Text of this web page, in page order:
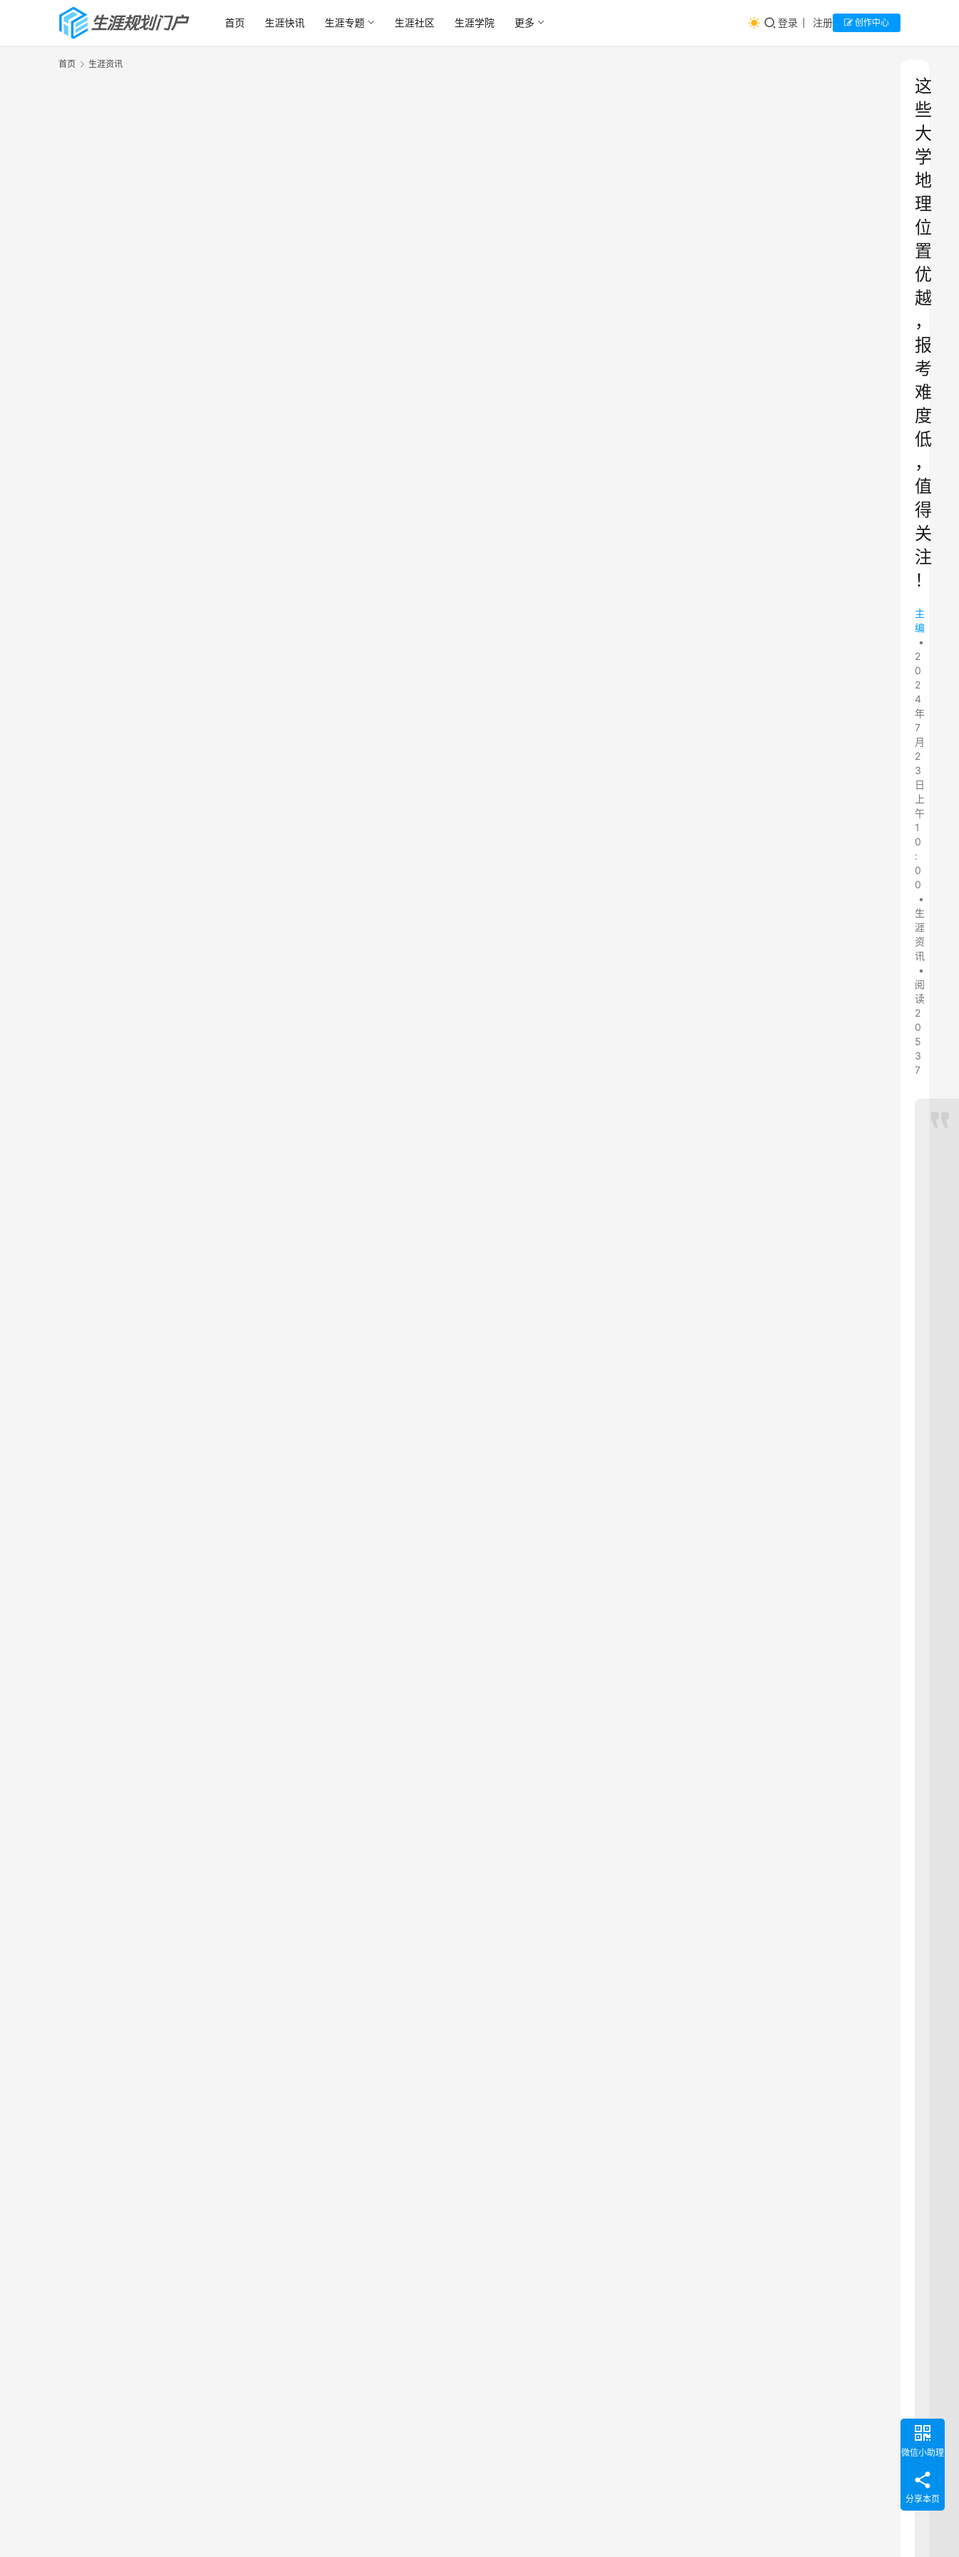
首页 生涯快讯 生涯专题 生涯社区 生涯学院 更多 登录 注册 创作中心
首页 生涯资讯
这
些
大
学
地
理
位
置
优
越
，
报
考
难
度
低
，
值
得
关
注
！
主
编
•
2
0
2
4
年
7
月
2
3
日
上
午
1
0
:
0
0
•
生
涯
资
讯
•
阅
读
2
0
5
3
7
微信小助理
分享本页